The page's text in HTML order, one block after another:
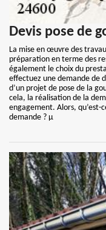
Devis pose de
La mise en œuvre des
préparation en terme des
également le choix du
effectuez une demande de
d’un projet de pose de la
cela, la réalisation de la
engagement. Alors, qu’est-
demande ? µ